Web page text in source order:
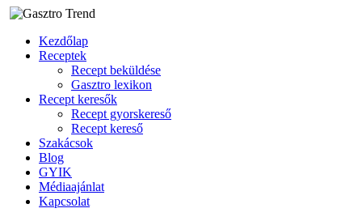
Kezdőlap
Receptek
Recept beküldése
Gasztro lexikon
Recept keresők
Recept gyorskereső
Recept kereső
Szakácsok
Blog
GYIK
Médiaajánlat
Kapcsolat